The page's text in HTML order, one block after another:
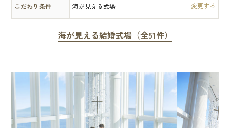
こだわり条件 海が見える式場
海が見える結婚式場（全51件）